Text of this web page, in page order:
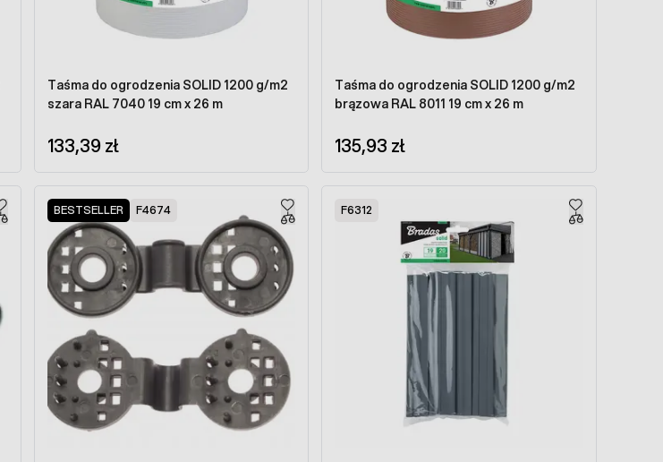
Taśma do ogrodzenia SOLID 1200 g/m2
szara RAL 7040 19 cm x 26 m
133,39 zł
Taśma do ogrodzenia SOLID 1200 g/m2
brązowa RAL 8011 19 cm x 26 m
135,93 zł
BESTSELLER F4674 F6312